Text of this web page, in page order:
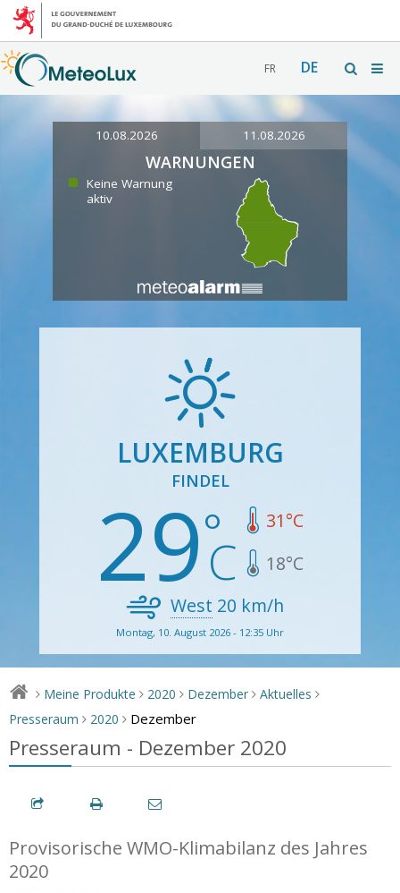
FR DE
10.08.2026 11.08.2026
WARNUNGEN
Keine Warnung
aktiv
LUXEMBURG
FINDEL
29 31°C
18°C
West 20 km/h
Montag, 10. August 2026 - 12:35 Uhr
> Meine Produkte > 2020 > Dezember > Aktuelles >
Presseraum > 2020 > Dezember
Presseraum - Dezember 2020
Provisorische WMO-Klimabilanz des Jahres
2020